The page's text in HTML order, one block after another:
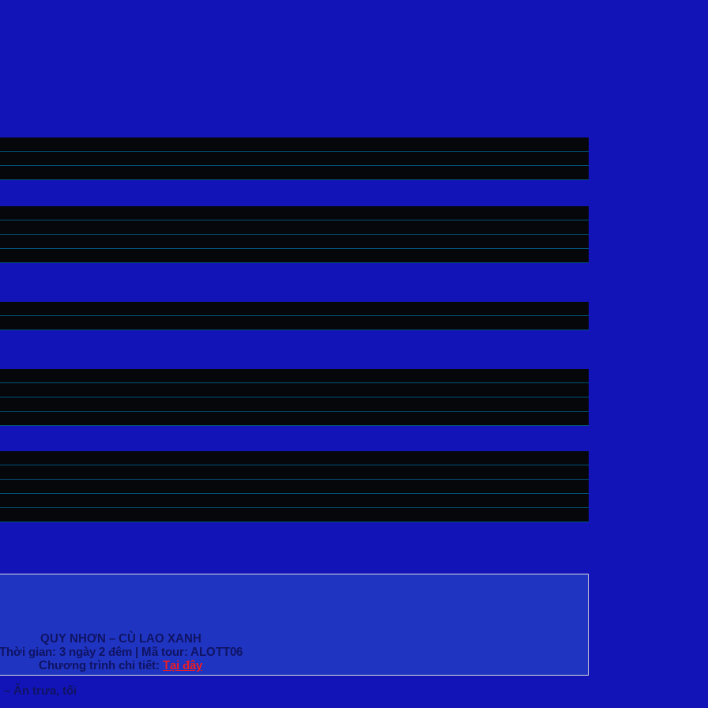
QUY NHƠN – CÙ LAO XANH
Thời gian: 3 ngày 2 đêm | Mã tour: ALOTT06
Chương trình chi tiết: Tại đây
Ăn trưa, tối